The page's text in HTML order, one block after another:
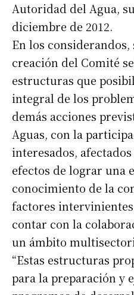
Autoridad del Agua,
diciembre de 2012.
En los considerandos,
creación del Comité
estructuras que
integral de los
demás acciones
Aguas, con la
interesados,
efectos de lograr una
conocimiento de la
factores
contar con la
un ámbito
“Estas estructuras
para la preparación y